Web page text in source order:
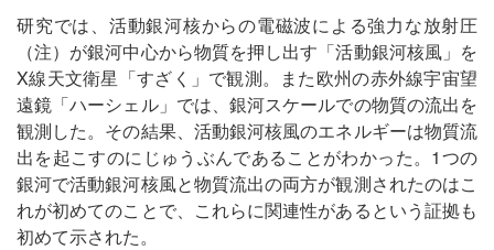
研究では、活動銀河核からの電磁波による強力な放射圧
（注）が銀河中心から物質を押し出す「活動銀河核風」を
X線天文衛星「すざく」で観測。また欧州の赤外線宇宙望
遠鏡「ハーシェル」では、銀河スケールでの物質の流出を
観測した。その結果、活動銀河核風のエネルギーは物質流
出を起こすのにじゅうぶんであることがわかった。1つの
銀河で活動銀河核風と物質流出の両方が観測されたのはこ
れが初めてのことで、これらに関連性があるという証拠も
初めて示された。